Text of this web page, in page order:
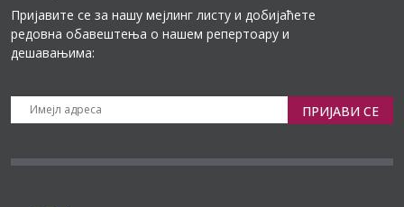
Пријавите се за нашу мејлинг листу и добијаћете
редовна обавештења о нашем репертоару и
дешавањима:
ПРИЈАВИ СЕ